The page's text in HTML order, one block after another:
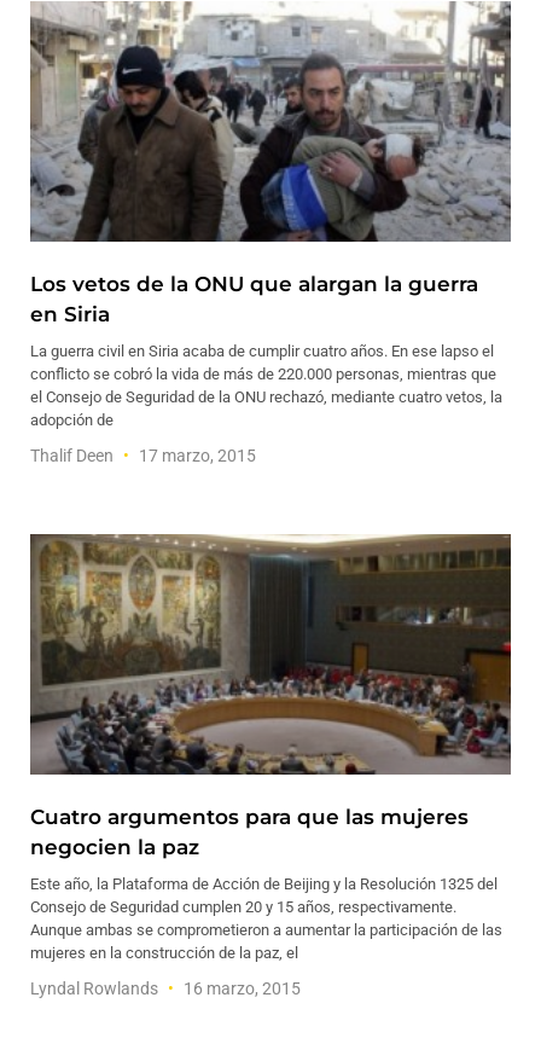
Los vetos de la ONU que alargan la guerra
en Siria
La guerra civil en Siria acaba de cumplir cuatro años. En ese lapso el
conflicto se cobró la vida de más de 220.000 personas, mientras que
el Consejo de Seguridad de la ONU rechazó, mediante cuatro vetos, la
adopción de
Thalif Deen 17 marzo, 2015
Cuatro argumentos para que las mujeres
negocien la paz
Este año, la Plataforma de Acción de Beijing y la Resolución 1325 del
Consejo de Seguridad cumplen 20 y 15 años, respectivamente.
Aunque ambas se comprometieron a aumentar la participación de las
mujeres en la construcción de la paz, el
Lyndal Rowlands 16 marzo, 2015